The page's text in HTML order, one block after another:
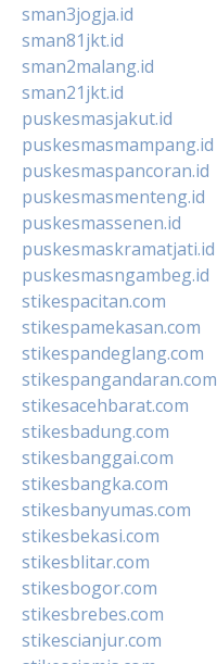
sman3jogja.id
sman81jkt.id
sman2malang.id
sman21jkt.id
puskesmasjakut.id
puskesmasmampang.id
puskesmaspancoran.id
puskesmasmenteng.id
puskesmassenen.id
puskesmaskramatjati.id
puskesmasngambeg.id
stikespacitan.com
stikespamekasan.com
stikespandeglang.com
stikespangandaran.com
stikesacehbarat.com
stikesbadung.com
stikesbanggai.com
stikesbangka.com
stikesbanyumas.com
stikesbekasi.com
stikesblitar.com
stikesbogor.com
stikesbrebes.com
stikescianjur.com